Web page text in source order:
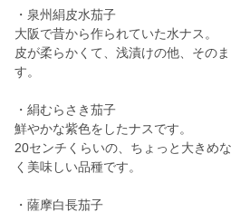
・泉州絹皮水茄子
大阪で昔から作られていた水ナス。
皮が柔らかくて、浅漬けの他、その
す。
・絹むらさき茄子
鮮やかな紫色をしたナスです。
20センチくらいの、ちょっと大きめ
く美味しい品種です。
・薩摩白長茄子